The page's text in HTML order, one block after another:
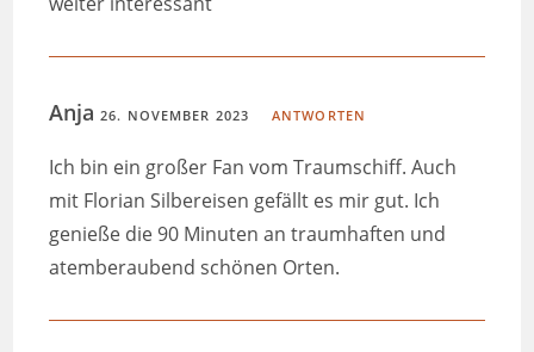
Anja26. NOVEMBER 2023 ANTWORTEN
Ich bin ein großer Fan vom Traumschiff. Auch
mit Florian Silbereisen gefällt es mir gut. Ich
genieße die 90 Minuten an traumhaften und
atemberaubend schönen Orten.